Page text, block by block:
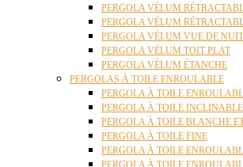
PERGOLA VÉLUM
PERGOLA VÉLUM
PERGOLA VÉLUM VUE DE NUIT
PERGOLA VÉLUM TOIT PLAT
PERGOLA VÉLUM ÉTANCHE
PERGOLAS À TOILE ENROULABLE
PERGOLA À TOILE
PERGOLA À TOILE INCLINABLE
PERGOLA À TOILE BLANCHE
PERGOLA À TOILE FINE
PERGOLA À TOILE
PERGOLA À TOILE